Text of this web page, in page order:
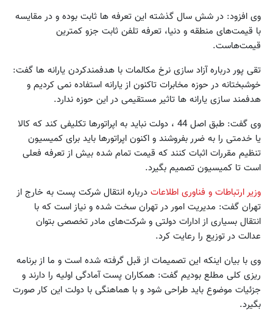
وی افزود: در شش سال گذشته این تعرفه ها ثابت بوده و در مقایسه
با قیمت‌های منطقه و دنیا، تعرفه تلفن ثابت جزو کمترین
قیمت‌هاست.
تقی پور درباره آزاد سازی نرخ مکالمات با هدفمندکردن یارانه ها گفت‌:
خوشبختانه در حوزه مخابرات تاکنون از یارانه استفاده نمی کردیم و
هدفمند سازی یارانه ها تاثیر مستقیمی در این حوزه ندارد.
وی گفت: طبق اصل 44 ، دولت نباید به اپراتورها تکلیفی کند که کالا
یا خدمتی را به ضرر بفروشند و اکنون اپراتورها باید برای کمیسیون
تنظیم مقررات اثبات کنند که قیمت تمام شده بیش از تعرفه فعلی
است تا کمیسیون تصمیم بگیرد.
وزیر ارتباطات و فناوری اطلاعات درباره انتقال شرکت پست به خارج از
تهران گفت: مدیریت امور در تهران سخت شده و نیاز است که با
انتقال بسیاری از ادارات دولتی و شرکت‌های مادر تخصصی بتوان
عدالت در توزیع را رعایت کرد.
وی با بیان اینکه این تصمیمات از قبل گرفته شده است و ما از برنامه
ریزی کلی مطلع بودیم گفت: همکاران پست آمادگی اولیه را دارند و
جزئیات موضوع باید طراحی شود و با هماهنگی با دولت این کار صورت
بگیرد.